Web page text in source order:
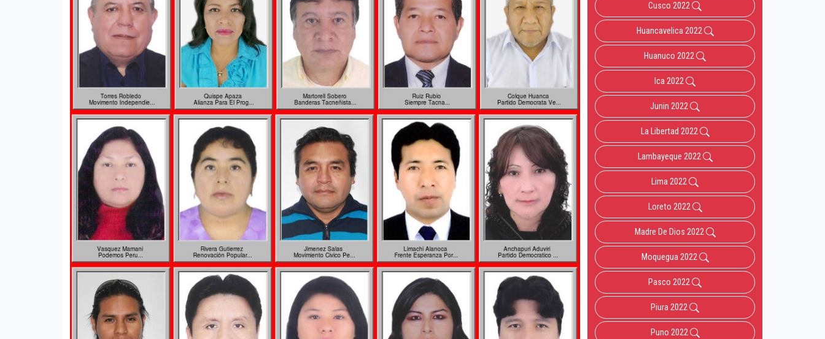
Cusco 2022
Huancavelica 2022
Huanuco 2022
Ica 2022
Junin 2022
La Libertad 2022
Lambayeque 2022
Lima 2022
Loreto 2022
Madre De Dios 2022
Moquegua 2022
Pasco 2022
Piura 2022
Puno 2022